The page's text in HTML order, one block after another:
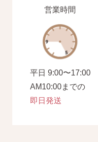
営業時間
平日 9:00〜17:00
AM10:00までの
即日発送